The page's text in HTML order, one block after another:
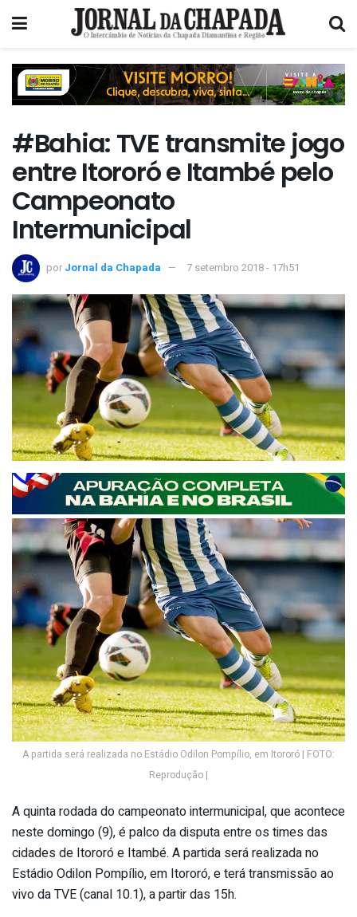
#Bahia: TVE transmite jogo
entre Itororó e Itambé pelo
Campeonato
Intermunicipal
por Jornal da Chapada 7 setembro 2018 - 17h51
A partida será realizada no Estádio Odilon Pompílio, em Itororó | FOTO:
Reprodução |
A quinta rodada do campeonato intermunicipal, que acontece
neste domingo (9), é palco da disputa entre os times das
cidades de Itororó e Itambé. A partida será realizada no
Estádio Odilon Pompílio, em Itororó, e terá transmissão ao
vivo da TVE (canal 10.1), a partir das 15h.